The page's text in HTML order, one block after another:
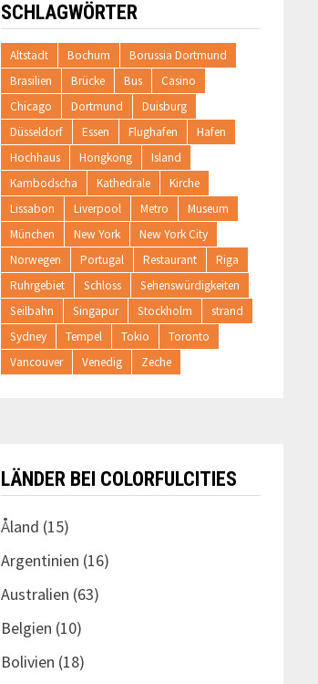
SCHLAGWÖRTER
Altstadt Bochum
Borussia Dortmund
Brasilien
Brücke Bus
Casino
Chicago
Dortmund
Duisburg
Düsseldorf
Essen Flughafen
Hafen
Hochhaus
Hongkong
Island
Kambodscha
Kathedrale
Kirche
Lissabon
Liverpool Metro
Museum
München
New York
New York City
Norwegen
Portugal Restaurant
Riga
Ruhrgebiet
Schloss
Sehenswürdigkeiten
Seilbahn
Singapur Stockholm
strand
Sydney
Tempel Tokio
Toronto
Vancouver
Venedig Zeche
LÄNDER BEI COLORFULCITIES
Åland (15)
Argentinien (16)
Australien (63)
Belgien (10)
Bolivien (18)